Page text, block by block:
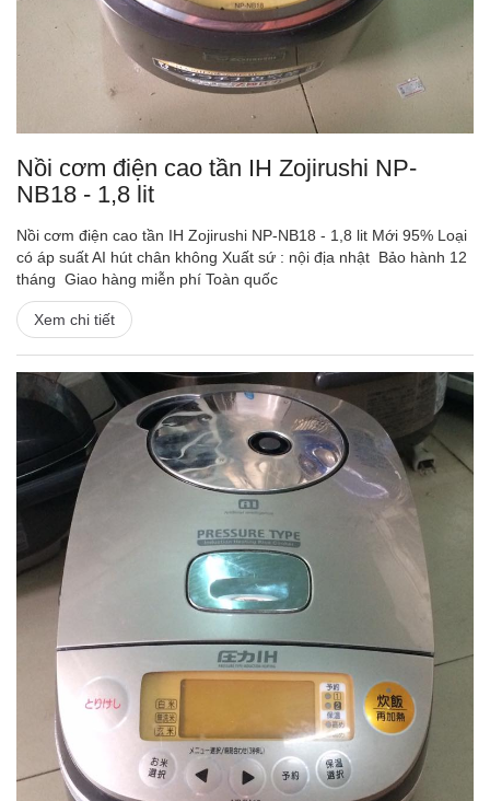
Nồi cơm điện cao tần IH Zojirushi NP-
NB18 - 1,8 lit
Nồi cơm điện cao tần IH Zojirushi NP-NB18 - 1,8 lit Mới 95% Loại
có áp suất AI hút chân không Xuất sứ : nội địa nhật Bảo hành 12
tháng Giao hàng miễn phí Toàn quốc
Xem chi tiết